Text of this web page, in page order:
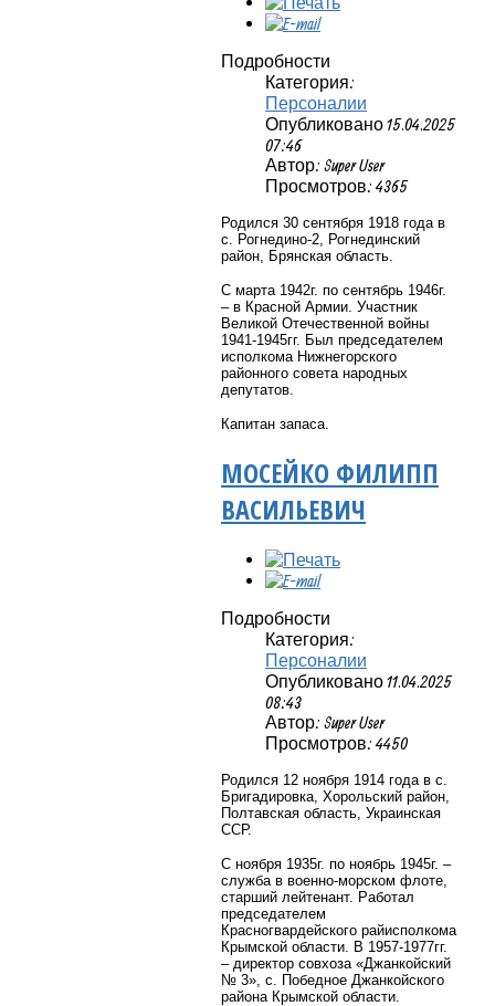
Подробности
Категория:
Персоналии
Опубликовано 15.04.2025
07:46
Автор: Super User
Просмотров: 4365
Родился 30 сентября 1918 года в
с. Рогнедино-2, Рогнединский
район, Брянская область.
С марта 1942г. по сентябрь 1946г.
– в Красной Армии. Участник
Великой Отечественной войны
1941-1945гг. Был председателем
исполкома Нижнегорского
районного совета народных
депутатов.
Капитан запаса.
МОСЕЙКО ФИЛИПП
ВАСИЛЬЕВИЧ
Подробности
Категория:
Персоналии
Опубликовано 11.04.2025
08:43
Автор: Super User
Просмотров: 4450
Родился 12 ноября 1914 года в с.
Бригадировка, Хорольский район,
Полтавская область, Украинская
ССР.
С ноября 1935г. по ноябрь 1945г. –
служба в военно-морском флоте,
старший лейтенант. Работал
председателем
Красногвардейского райисполкома
Крымской области. В 1957-1977гг.
– директор совхоза «Джанкойский
№ 3», с. Победное Джанкойского
района Крымской области.